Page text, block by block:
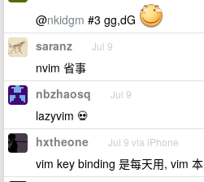
@nkidgm #3 gg,dG
saranz Jul 9
nvim 省事
nbzhaosq Jul 9
lazyvim 💀
hxtheone Jul 9 via iPhone
vim key binding 是每天用, vim